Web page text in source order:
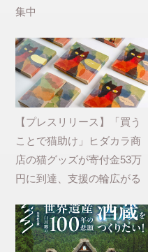
集中
【プレスリリース】「買う
ことで猫助け」ヒダカラ商
店の猫グッズが寄付金53万
円に到達、支援の輪広がる